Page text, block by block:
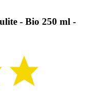
- Bio 250 ml -